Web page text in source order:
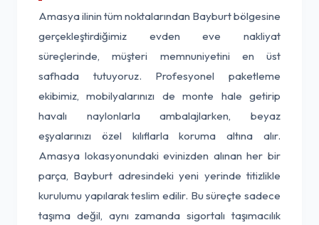
Amasya ilinin tüm noktalarından Bayburt bölgesine
gerçekleştirdiğimiz evden eve nakliyat
süreçlerinde, müşteri memnuniyetini en üst
safhada tutuyoruz. Profesyonel paketleme
ekibimiz, mobilyalarınızı de monte hale getirip
havalı naylonlarla ambalajlarken, beyaz
eşyalarınızı özel kılıflarla koruma altına alır.
Amasya lokasyonundaki evinizden alınan her bir
parça, Bayburt adresindeki yeni yerinde titizlikle
kurulumu yapılarak teslim edilir. Bu süreçte sadece
taşıma değil, aynı zamanda sigortalı taşımacılık